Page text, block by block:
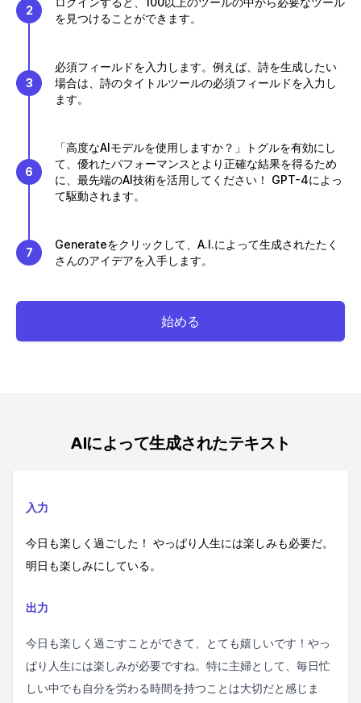
2
を見つけることができます。
3
必須フィールドを入力します。例えば、詩を生成したい
場合は、詩のタイトルツールの必須フィールドを入力し
ます。
6
「高度なAIモデルを使用しますか？」トグルを有効にし
て、優れたパフォーマンスとより正確な結果を得るため
に、最先端のAI技術を活用してください！ GPT-4によっ
て駆動されます。
7
Generateをクリックして、A.I.によって生成されたたく
さんのアイデアを入手します。
始める
AIによって生成されたテキスト
入力
今日も楽しく過ごした！ やっぱり人生には楽しみも必要だ。
明日も楽しみにしている。
出力
今日も楽しく過ごすことができて、とても嬉しいです！やっ
ぱり人生には楽しみが必要ですね。特に主婦として、毎日忙
しい中でも自分を労わる時間を持つことは大切だと感じま